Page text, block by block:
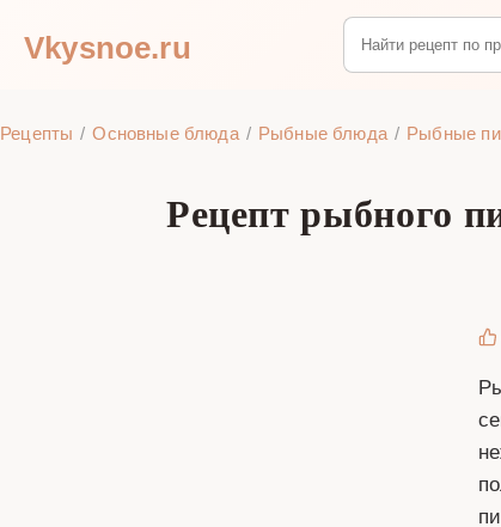
Vkysnoe.ru
Рецепты Основные блюда Рыбные блюда Рыбные
Рецепт рыбного